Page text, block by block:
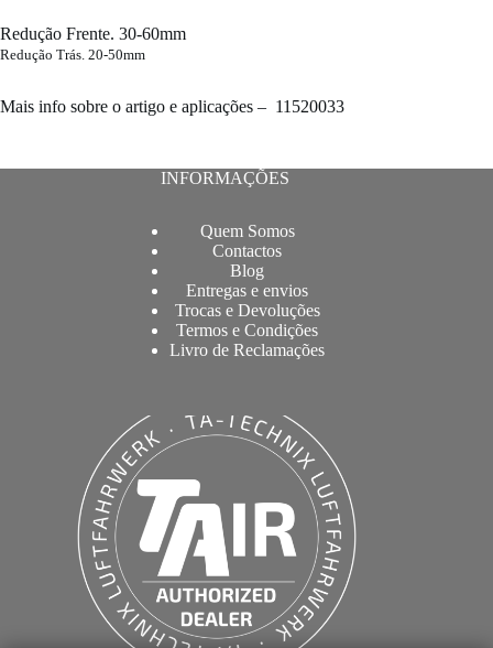
Redução Frente. 30-60mm
Redução Trás. 20-50mm
​Mais info sobre o artigo e aplicações – 11520033
INFORMAÇÕES
Quem Somos
Contactos
Blog
Entregas e envios
Trocas e Devoluções
Termos e Condições
Livro de Reclamações